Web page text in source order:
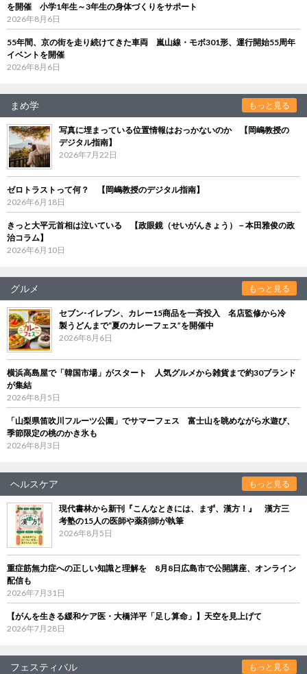
を開催 小学1年生～3年生の身体づくりをサポート
2026年8月6日
55年間、京の街を走り続けてきた車両 嵐山線・モボ301形、運行開始55周年
イベントを開催
2026年8月6日
まめ学 もっと見る
写真に埋まっている位置情報はおっかないのか 【岡嶋教授の
デジタル指南】
2026年7月22日
ゼロトラストって何？ 【岡嶋教授のデジタル指南】
2026年6月18日
きっと大平元首相は泣いている 【政眼鏡（せいがんきょう）－本田雅俊の政
治コラム】
2026年6月10日
グルメ もっと見る
セブン‐イレブン、カレー15商品を一斉投入 名店監修から冷
製うどんまで“夏のカレーフェス”を開催中
2026年8月6日
横浜高島屋で「韓国市場」がスタート 人気グルメから雑貨まで約30ブランド
が集結
2026年8月5日
「山梨県笛吹川フルーツ公園」でサマーフェス 富士山を眺めながら水遊び、
季節限定の桃のかき氷も
2026年8月3日
ヘルスケア もっと見る
現代書林から新刊『こんなときには、まず、漢方！』 漢方三
考塾の15人の医師や薬剤師が執筆
2026年8月5日
重症筋無力症への正しい知識と理解を 8月8日広島市で公開講座、オンライン
配信も
2026年7月31日
【がんを生きる緩和ケア医・大橋洋平「足し算命」】天空を見上げて
2026年7月28日
フェスティバル もっと見る